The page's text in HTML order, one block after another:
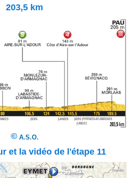
203,5 km
©A.S.O.
et la vidéo de l'étape 11